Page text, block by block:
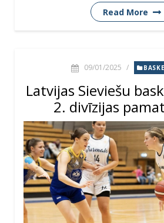
Read More
09/01/2025 /
Latvijas Sieviešu
2. divīzijas